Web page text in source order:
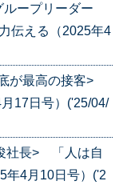
ループリーダー
伝える（2025年4
底が最高の接客>
17日号）('25/04/
社長> 「人は自
年4月10日号）('2